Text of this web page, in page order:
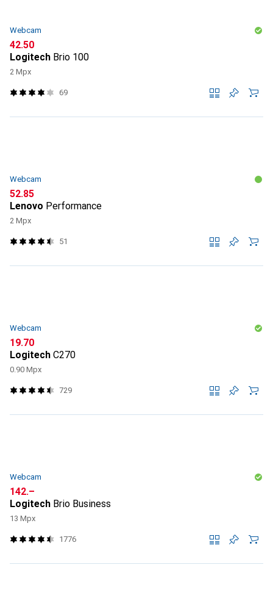
Webcam
CHF
42.50
Logitech Brio 100
2 Mpx
69
Webcam
CHF
52.85
Lenovo Performance
2 Mpx
51
Webcam
CHF
19.70
Logitech C270
0.90 Mpx
729
Webcam
CHF
142.–
Logitech Brio Business
13 Mpx
1776